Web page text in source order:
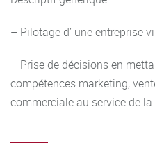
– Pilotage d’ une entreprise
– Prise de décisions en
compétences marketing,
commerciale au service de